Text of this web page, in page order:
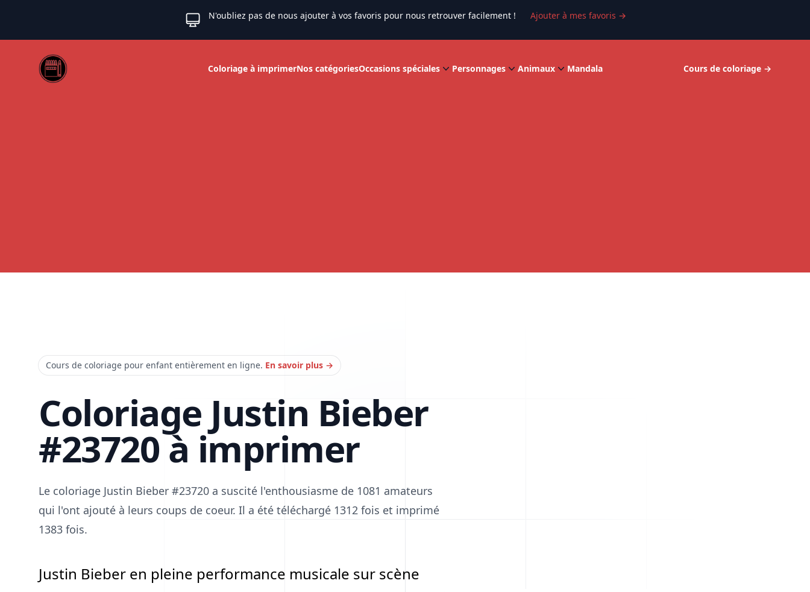
N'oubliez pas de nous ajouter à vos favoris pour nous retrouver facilement ! Ajouter à mes favoris →
Web coloriage
Coloriage à imprimerNos catégoriesOccasions spéciales Personnages Animaux Mandala Cours de coloriage →
Cours de coloriage pour enfant entièrement en ligne. En savoir plus →
Coloriage Justin Bieber
#23720 à imprimer
Le coloriage Justin Bieber #23720 a suscité l'enthousiasme de 1081 amateurs
qui l'ont ajouté à leurs coups de coeur. Il a été téléchargé 1312 fois et imprimé
1383 fois.
Justin Bieber en pleine performance musicale sur scène